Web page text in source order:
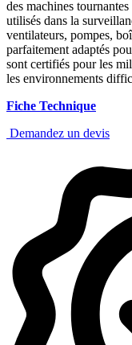
des machines
utilisés dans la
ventilateurs, pompes,
parfaitement adaptés
sont certifiés pour les
les environnements
Fiche Technique
Demandez un devis